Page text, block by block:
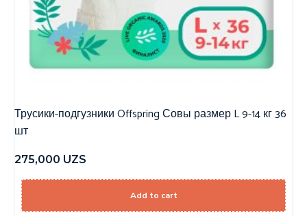
Трусики-подгузники Offspring Совы размер L 9-14 кг 36
шт
275,000 UZS
Add to cart